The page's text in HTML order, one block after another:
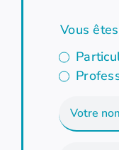
Vous